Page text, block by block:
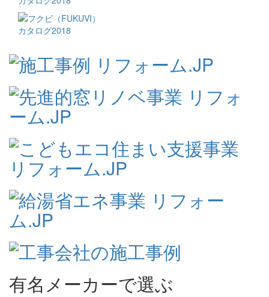
有名メーカーで選ぶ